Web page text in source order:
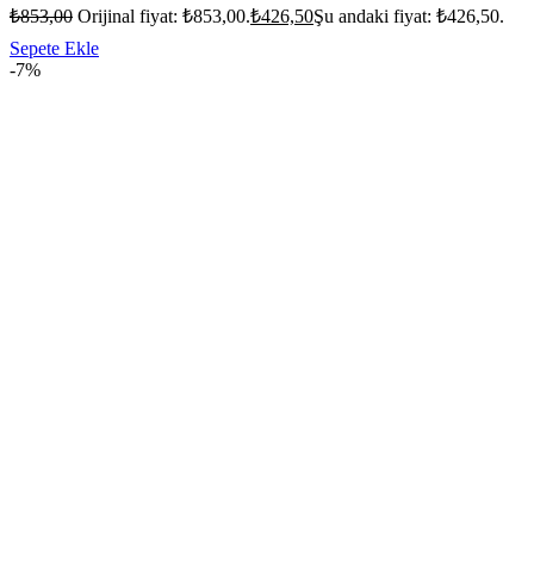
₺853,00 Orijinal fiyat: ₺853,00.₺426,50Şu andaki fiyat: ₺426,50.
Sepete Ekle
-7%